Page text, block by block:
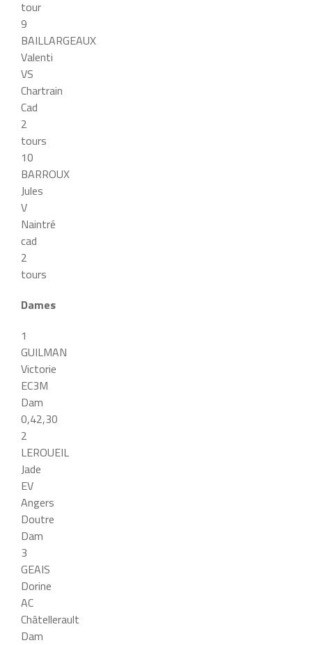
tour
9
BAILLARGEAUX
Valenti
VS
Chartrain
Cad
2
tours
10
BARROUX
Jules
V
Naintré
cad
2
tours
Dames
1
GUILMAN
Victorie
EC3M
Dam
0,42,30
2
LEROUEIL
Jade
EV
Angers
Doutre
Dam
3
GEAIS
Dorine
AC
Châtellerault
Dam